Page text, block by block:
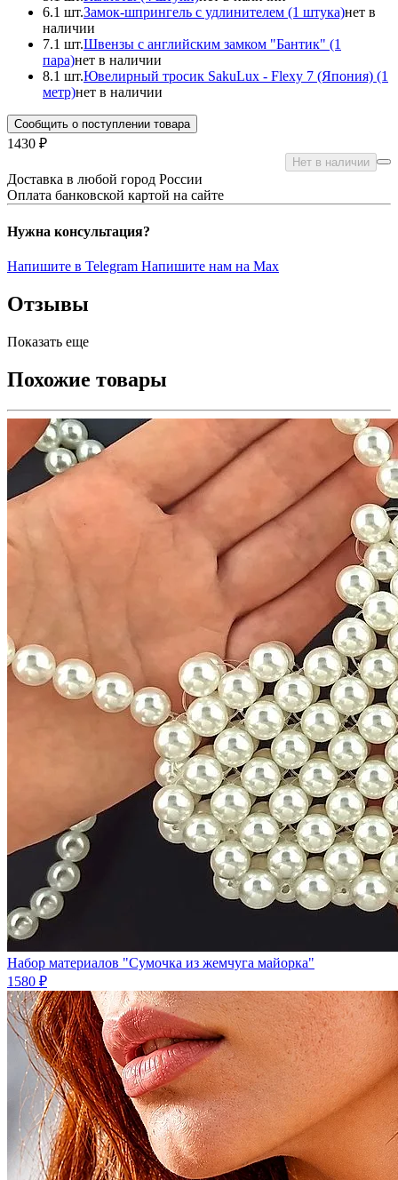
6.1 шт.Замок-шпрингель с удлинителем (1 штука)нет в
наличии
7.1 шт.Швензы с английским замком "Бантик" (1
пара)нет в наличии
8.1 шт.Ювелирный тросик SakuLux - Flexy 7 (Япония) (1
метр)нет в наличии
Сообщить о поступлении товара
1430 ₽
Нет в наличии
Доставка в любой город России
Оплата банковской картой на сайте
Нужна консультация?
Напишите в Telegram Напишите нам на Max
Отзывы
Показать еще
Похожие товары
Набор материалов "Сумочка из жемчуга майорка"
1580 ₽